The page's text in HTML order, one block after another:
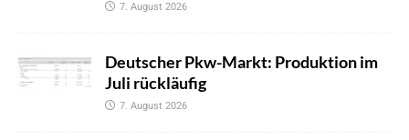
7. August 2026
Deutscher Pkw-Markt: Produktion im
Juli rückläufig
7. August 2026